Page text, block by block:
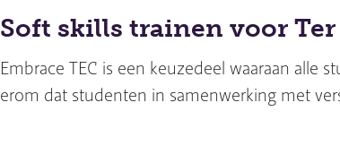
Soft skills trainen voor Ter
Embrace TEC is een keuzedeel waaraan alle
erom dat studenten in samenwerking met